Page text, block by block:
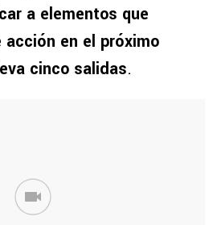
a elementos que
en el próximo
cinco salidas.